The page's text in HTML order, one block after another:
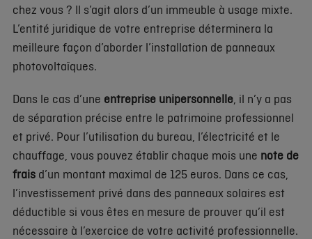
chez vous ? Il s’agit alors d’un immeuble à usage mixte.
L’entité juridique de votre entreprise déterminera la
meilleure façon d’aborder l’installation de panneaux
photovoltaïques.
Dans le cas d’une entreprise unipersonnelle, il n’y a pas
de séparation précise entre le patrimoine professionnel
et privé. Pour l’utilisation du bureau, l’électricité et le
chauffage, vous pouvez établir chaque mois une note de
frais d’un montant maximal de 125 euros. Dans ce cas,
l’investissement privé dans des panneaux solaires est
déductible si vous êtes en mesure de prouver qu’il est
nécessaire à l’exercice de votre activité professionnelle.